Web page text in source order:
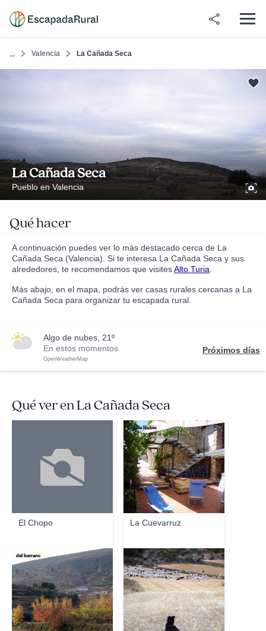
... Valencia La Cañada Seca
La Cañada Seca
Pueblo en Valencia
Qué hacer
A continuación puedes ver lo más destacado cerca de La
Cañada Seca (Valencia). Si te interesa La Cañada Seca y sus
alrededores, te recomendamos que visitesAlto Turia
Más abajo, en el mapa, podrás ver casas rurales cercanas a La
Cañada Seca para organizar tu escapada rural.
algo de nubes, 21º
En estos momentos
OpenWeatherMap
Próximos días
Qué ver en La Cañada Seca
El Chopo La Cuevarruz
Eulalia Rubio
del barranc isdami